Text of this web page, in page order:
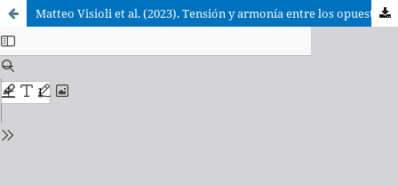
Matteo Visioli et al. (2023). Tensión y armonía entre los opuestos